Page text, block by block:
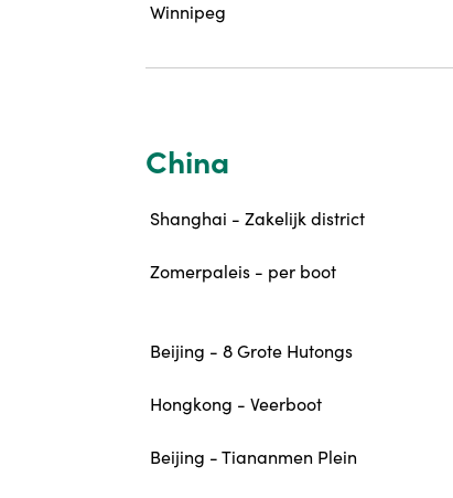
Winnipeg
China
Shanghai - Zakelijk district
Zomerpaleis - per boot
Beijing - 8 Grote Hutongs
Hongkong - Veerboot
Beijing - Tiananmen Plein